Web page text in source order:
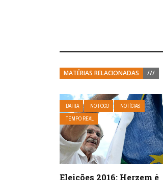
MATÉRIAS RELACIONADAS ///
BAHIA NO FOCO
NOTÍCIAS
TEMPO REAL
Eleições 2016: Herzem é